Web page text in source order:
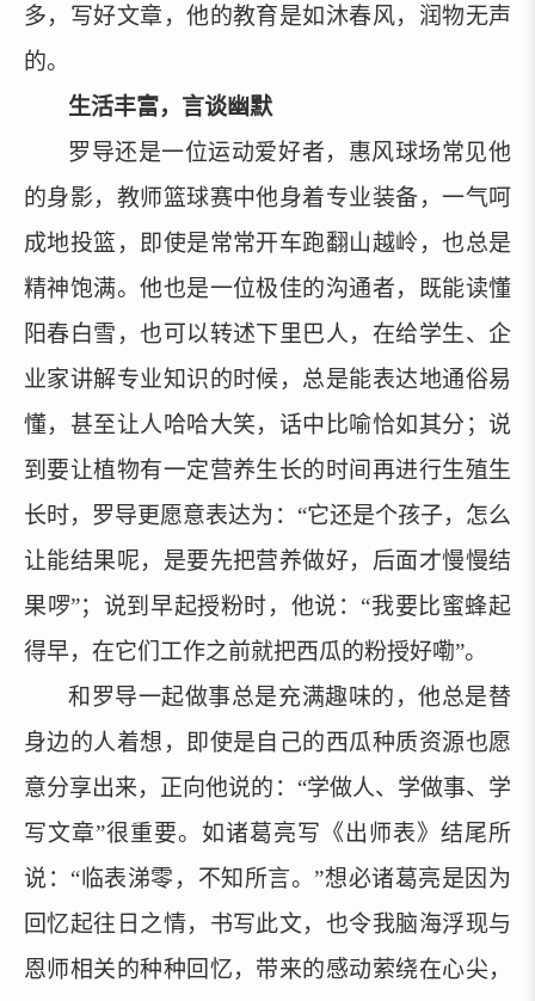
多，写好文章，他的教育是如沐春风，润物无声
的。
生活丰富，言谈幽默
罗导还是一位运动爱好者，惠风球场常见他
的身影，教师篮球赛中他身着专业装备，一气呵
成地投篮，即使是常常开车跑翻山越岭，也总是
精神饱满。他也是一位极佳的沟通者，既能读懂
阳春白雪，也可以转述下里巴人，在给学生、企
业家讲解专业知识的时候，总是能表达地通俗易
懂，甚至让人哈哈大笑，话中比喻恰如其分；说
到要让植物有一定营养生长的时间再进行生殖生
长时，罗导更愿意表达为： “它还是个孩子，怎么
让能结果呢，是要先把营养做好，后面才慢慢结
果啰”；说到早起授粉时，他说：“我要比蜜蜂起
得早，在它们工作之前就把西瓜的粉授好嘞”。
和罗导一起做事总是充满趣味的，他总是替
身边的人着想，即使是自己的西瓜种质资源也愿
意分享出来，正向他说的： “学做人、学做事、学
写文章”很重要。如诸葛亮写《出师表》结尾所
说：“临表涕零，不知所言。”想必诸葛亮是因为
回忆起往日之情，书写此文，也令我脑海浮现与
恩师相关的种种回忆，带来的感动萦绕在心尖，